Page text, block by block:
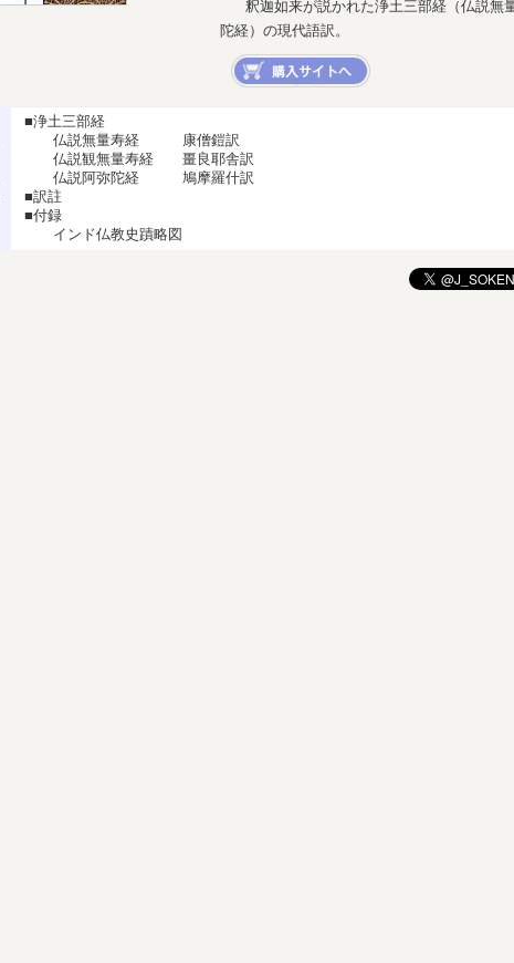
釈迦如来が説かれた浄土三部経（仏説無
陀経）の現代語訳。
■浄土三部経
仏説無量寿経 康僧鎧訳
仏説観無量寿経 畺良耶舎訳
仏説阿弥陀経 鳩摩羅什訳
■訳註
■付録
インド仏教史蹟略図